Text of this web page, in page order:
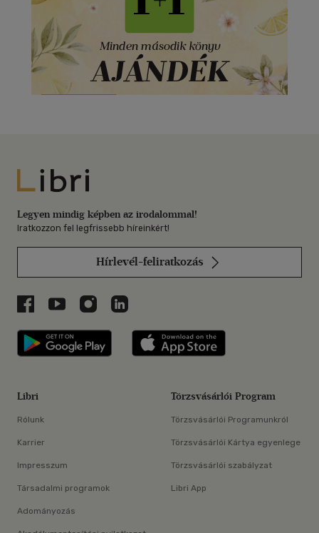
Libri
Legyen mindig képben az irodalommal!
Iratkozzon fel legfrissebb híreinkért!
Hírlevél-feliratkozás
Libri a Facebookon
Libri a Youtube-on
Libri az Instagramon
Libri a LinkedInen
Libri applikáció Szerezd meg: Google
Libri
Rólunk
Karrier
Impresszum
Társadalmi programok
Adományozás
Törzsvásárlói Program
Törzsvásárlói Programunkról
Törzsvásárlói Kártya egyenlege
Törzsvásárlói szabályzat
Libri App